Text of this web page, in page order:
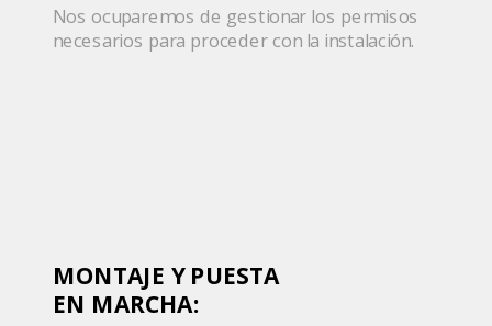
Nos ocuparemos de gestionar los permisos
necesarios para proceder con la instalación.
MONTAJE Y PUESTA
EN MARCHA: